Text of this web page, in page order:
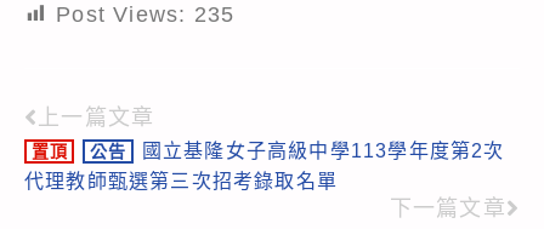
Post Views: 235
Read
more
上一篇文章
置頂 公告
國立基隆女子高級中學113學年度第2次
代理教師甄選第三次招考錄取名單
下一篇文章